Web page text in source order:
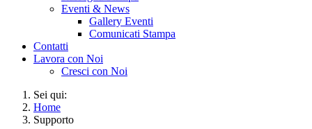
Eventi & News
Gallery Eventi
Comunicati Stampa
Contatti
Lavora con Noi
Cresci con Noi
Sei qui:
Home
Supporto